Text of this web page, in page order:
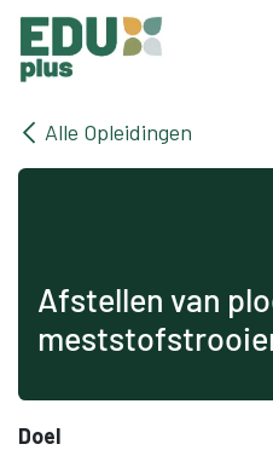
Overslaan naar inhoud
Alle Opleidingen
Afstellen van
Doel